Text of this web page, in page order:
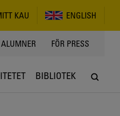
KAU ENGLISH
ALUMNER FÖR PRESS
BIBLIOTEK